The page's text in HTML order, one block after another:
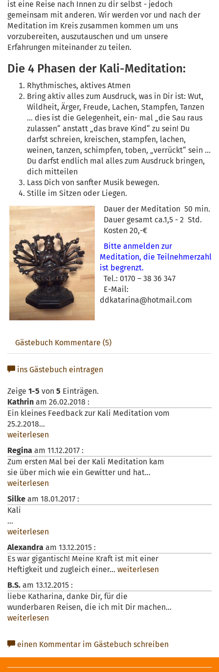
ist eine Reise nach Innen zu dir selbst - jedoch
gemeinsam mit anderen. Wir werden vor und nach der
Meditation im Kreis zusammen kommen um uns
vorzubereiten, auszutauschen und um unsere
Erfahrungen miteinander zu teilen.
Die 4 Phasen der Kali-Meditation:
Rhythmisches, aktives Atmen
Bring aktiv alles zum Ausdruck, was in Dir ist: Wut,
Wildheit, Ärger, Freude, Lachen, Stampfen, Tanzen
... dies ist die Gelegenheit, ein- mal „die Sau raus
zulassen“ anstatt „das brave Kind“ zu sein! Du
darfst schreien, kreischen, stampfen, lachen,
weinen, tanzen, schimpfen, toben, „verrückt“ sein ...
Du darfst endlich mal alles zum Ausdruck bringen,
dich mitteilen
Lass Dich von sanfter Musik bewegen.
Stille im Sitzen oder Liegen.
Dauer der Meditation 50 min.
Dauer gesamt ca.1,5 - 2 Std.
Kosten 20,-€
Bitte anmelden zur
Meditation, die Teilnehmerzahl
ist begrenzt.
Tel.: 0170 – 38 36 347
E-Mail:
ddkatarina@hotmail.com
Gästebuch Kommentare (5)
ins Gästebuch eintragen
Zeige 1-5 von 5 Einträgen.
Kathrin am 26.02.2018 :
Ein kleines Feedback zur Kali Meditation vom
25.2.2018...
weiterlesen
Regina am 11.12.2017 :
Zum ersten Mal bei der Kali Meditation kam
sie über mich wie ein Gewitter und hat...
weiterlesen
Silke am 18.01.2017 :
Kali
...
weiterlesen
Alexandra am 13.12.2015 :
Es war gigantisch! Meine Kraft ist mit einer
Heftigkeit und zugleich einer... weiterlesen
B.S. am 13.12.2015 :
liebe Katharina, danke Dir, für die
wunderbaren Reisen, die ich mit Dir machen...
weiterlesen
einen Kommentar im Gästebuch schreiben